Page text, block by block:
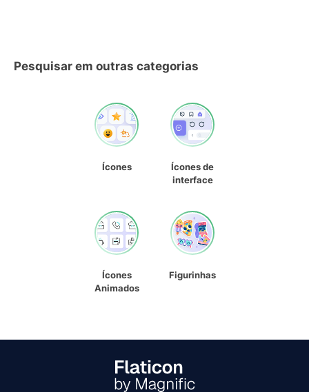
Pesquisar em outras categorias
Ícones
Ícones de
interface
Ícones
Animados
Figurinhas